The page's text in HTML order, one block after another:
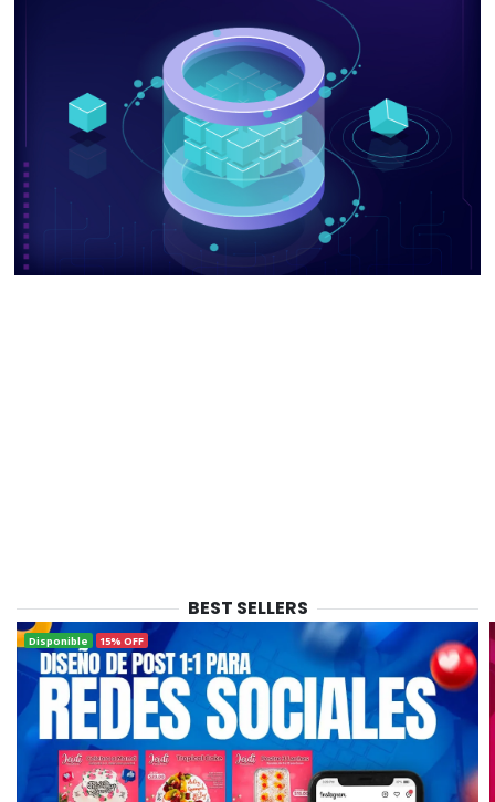
BEST SELLERS
Disponible 15% OFF